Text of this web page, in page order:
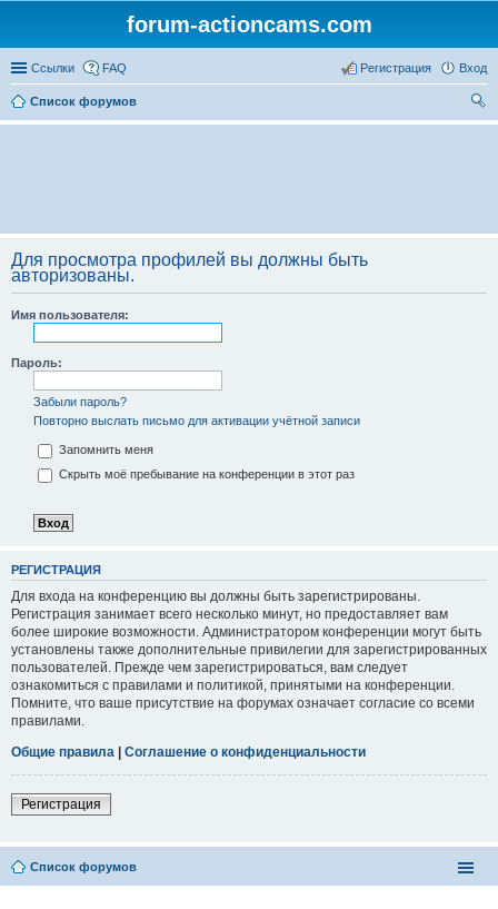
forum-actioncams.com
Ссылки FAQ Вход
Регистрация
Список форумов
ои
Для просмотра профилей вы должны быть
авторизованы.
Имя пользователя:
Пароль:
Забыли пароль?
Повторно выслать письмо для активации учётной записи
Запомнить меня
Скрыть моё пребывание на конференции в этот раз
РЕГИСТРАЦИЯ
Для входа на конференцию вы должны быть зарегистрированы.
Регистрация занимает всего несколько минут, но предоставляет вам
более широкие возможности. Администратором конференции могут быть
установлены также дополнительные привилегии для зарегистрированных
пользователей. Прежде чем зарегистрироваться, вам следует
ознакомиться с правилами и политикой, принятыми на конференции.
Помните, что ваше присутствие на форумах означает согласие со всеми
правилами.
Общие правила | Соглашение о конфиденциальности
Регистрация
Список форумов